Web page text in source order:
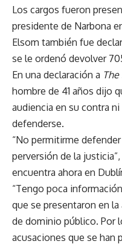
Los cargos fueron
presidente de Narbona
Elsom también fue
se le ordenó devolver
En una declaración a
hombre de 41 años dijo
audiencia en su contra
defenderse.
“No permitirme
perversión de la
encuentra ahora en
“Tengo poca
que se presentaron en
de dominio público. Por
acusaciones que se han